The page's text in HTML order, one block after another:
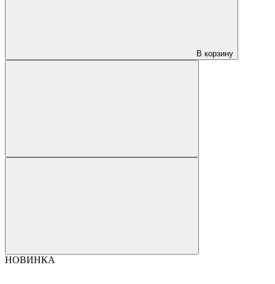
В корзину
НОВИНКА